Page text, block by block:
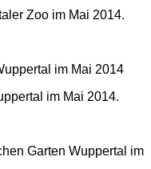
Zoo im Mai 2014.
im Mai 2014.